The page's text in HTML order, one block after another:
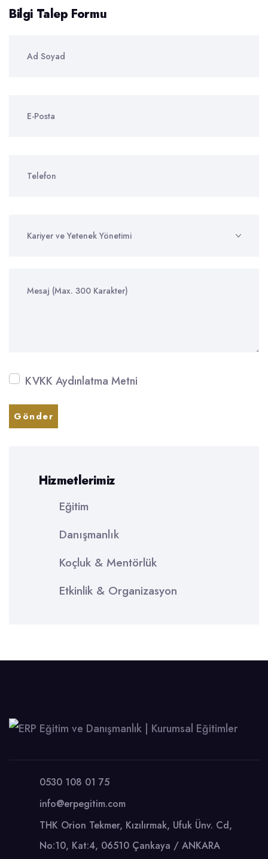
Bilgi Talep Formu
KVKK Aydınlatma Metni
Gönder
Hizmetlerimiz
Eğitim
Danışmanlık
Koçluk & Mentörlük
Etkinlik & Organizasyon
0530 108 01 75
info@erpegitim.com
THK Orion Tekmer, Kızılırmak, Ufuk Ünv. Cd,
No:10, Kat:4, 06510 Çankaya / ANKARA